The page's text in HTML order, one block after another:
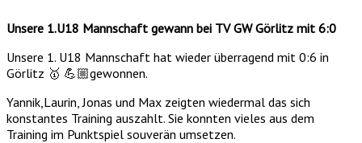
Unsere 1.U18 Mannschaft gewann bei TV GW Görlitz mit 6:0
Unsere 1. U18 Mannschaft hat wieder überragend mit 0:6 in
Görlitz 🥇 💪🏼gewonnen.
Yannik,Laurin, Jonas und Max zeigten wiedermal das sich
konstantes Training auszahlt. Sie konnten vieles aus dem
Training im Punktspiel souverän umsetzen.